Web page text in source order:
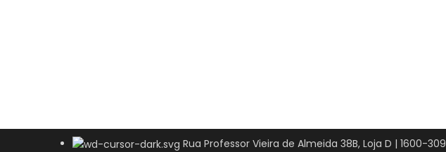
Rua Professor Vieira de Almeida 38B, Loja D | 1600-309